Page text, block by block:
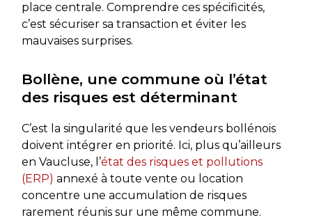
place centrale. Comprendre ces spécificités,
c’est sécuriser sa transaction et éviter les
mauvaises surprises.
Bollène, une commune où l’état
des risques est déterminant
C’est la singularité que les vendeurs bollénois
doivent intégrer en priorité. Ici, plus qu’ailleurs
en Vaucluse, l’état des risques et pollutions
(ERP) annexé à toute vente ou location
concentre une accumulation de risques
rarement réunis sur une même commune.